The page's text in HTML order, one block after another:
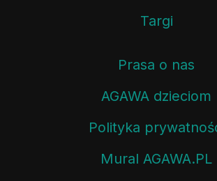
Targi
Prasa o nas
AGAWA dzieciom
Polityka
Mural AGAWA.PL